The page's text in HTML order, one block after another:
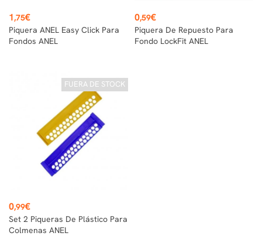
Precio
1,75€
Piquera ANEL Easy Click Para
Fondos ANEL
Precio
0,59€
Piquera De Repuesto Para
Fondo LockFit ANEL
FUERA DE STOCK
Precio
0,99€
Set 2 Piqueras De Plástico Para
Colmenas ANEL